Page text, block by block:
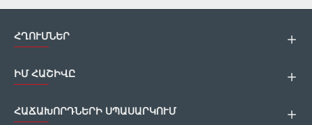
ՀՂՈՒՄՆԵՐ
ԻՄ ՀԱՇԻՎԸ
ՀԱՃԱԽՈՐԴՆԵՐԻ ՍՊԱՍԱՐԿՈՒՄ